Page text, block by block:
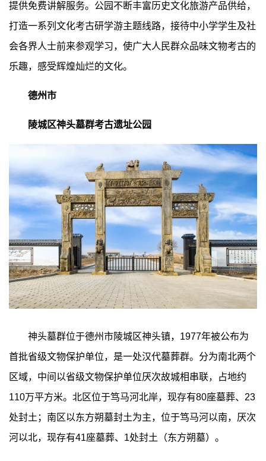
提供免费讲解服务。公园不断丰富历史文化旅游产品供给，
打造一系列文化考古研学游主题线路，接待中小学学生及社
会各界人士前来参观学习，使广大人民群众品味文物考古的
乐趣，感受辉煌灿烂的文化。
德州市
陵城区神头墓群考古遗址公园
神头墓群位于德州市陵城区神头镇，1977年被公布为
首批省级文物保护单位，是一处汉代墓葬群。分为南北两个
区域，中间以省级文物保护单位厌次故城相串联，占地约
110万平方米。北区位于笃马河北岸，现存有80座墓葬、23
处封土；南区以东方朔墓封土为主，位于笃马河以南，厌次
河以北，现存有41座墓葬、1处封土（东方朔墓）。